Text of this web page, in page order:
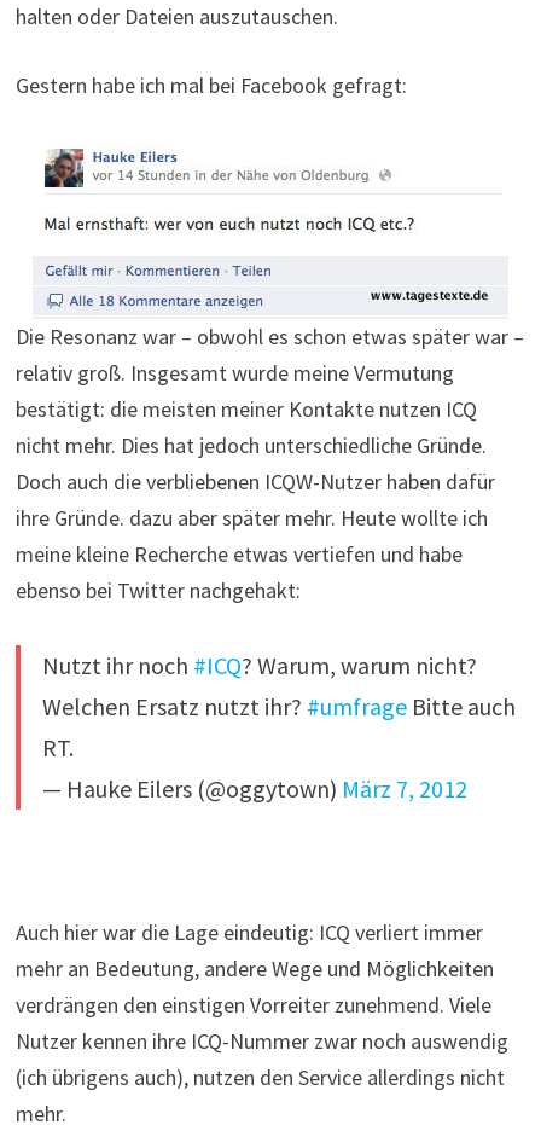
halten oder Dateien auszutauschen.
Gestern habe ich mal bei Facebook gefragt:
Die Resonanz war – obwohl es schon etwas später war –
relativ groß. Insgesamt wurde meine Vermutung
bestätigt: die meisten meiner Kontakte nutzen ICQ
nicht mehr. Dies hat jedoch unterschiedliche Gründe.
Doch auch die verbliebenen ICQW-Nutzer haben dafür
ihre Gründe. dazu aber später mehr. Heute wollte ich
meine kleine Recherche etwas vertiefen und habe
ebenso bei Twitter nachgehakt:
Nutzt ihr noch #ICQ? Warum, warum nicht?
Welchen Ersatz nutzt ihr? #umfrageBitte auch
RT.
— Hauke Eilers (@oggytown) März 7, 2012
Auch hier war die Lage eindeutig: ICQ verliert immer
mehr an Bedeutung, andere Wege und Möglichkeiten
verdrängen den einstigen Vorreiter zunehmend. Viele
Nutzer kennen ihre ICQ-Nummer zwar noch auswendig
(ich übrigens auch), nutzen den Service allerdings nicht
mehr.